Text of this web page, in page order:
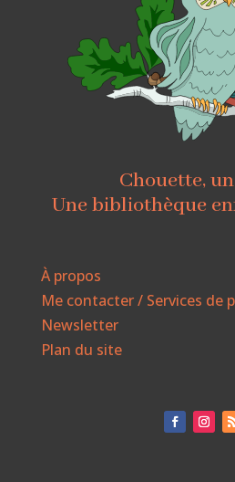
Chouette,
Une bibliothèque
À propos
Me contacter / Services de
Newsletter
Plan du site